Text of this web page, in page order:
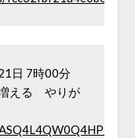
日 7時00分
える　やりが